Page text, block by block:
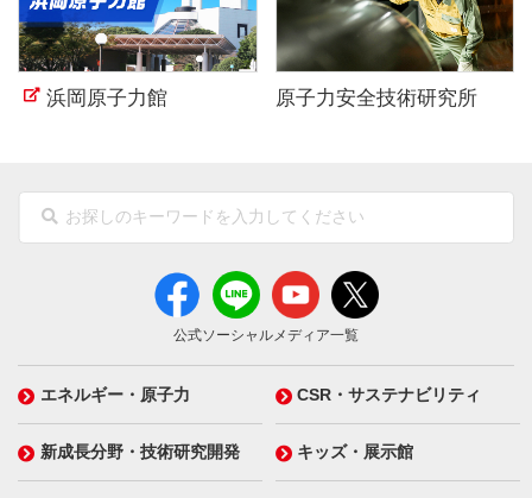
浜岡原子力館 原子力安全技術研究所
公式ソーシャルメディア一覧
エネルギー・原子力 CSR・サステナビリティ
新成長分野・技術研究開発 キッズ・展示館